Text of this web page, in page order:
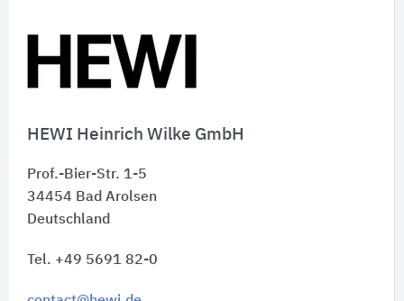
HEWI Heinrich Wilke GmbH
Prof.-Bier-Str. 1-5
34454 Bad Arolsen
Deutschland
Tel. +49 5691 82-0